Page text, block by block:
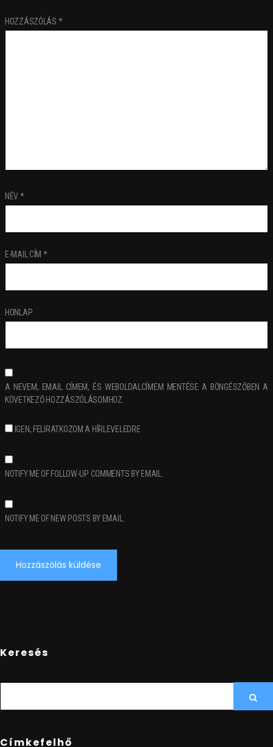
HOZZÁSZÓLÁS *
NÉV*
E-MAIL CÍM *
HONLAP
A NEVEM, EMAIL CÍMEM, ÉS WEBOLDALCÍMEM MENTÉSE A BÖNGÉSZŐBEN A
KÖVETKEZŐ HOZZÁSZÓLÁSOMHOZ.
IGEN, FELIRATKOZOM A HÍRLEVELEDRE
NOTIFY ME OF FOLLOW-UP COMMENTS BY EMAIL.
NOTIFY ME OF NEW POSTS BY EMAIL.
Keresés
Címkefelhő